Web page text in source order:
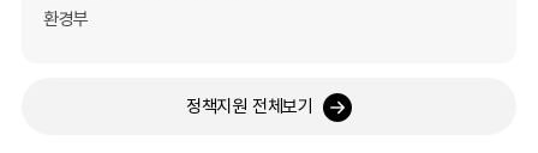
환경부
정책지원 전체보기